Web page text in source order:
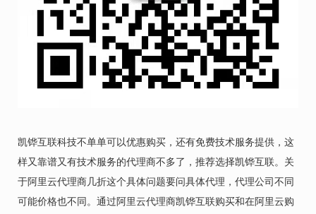
凯铧互联科技不单单可以优惠购买，还有免费技术服务提供，这
样又靠谱又有技术服务的代理商不多了，推荐选择凯铧互联。关
于阿里云代理商几折这个具体问题要问具体代理，代理公司不同
可能价格也不同。通过阿里云代理商凯铧互联购买和在阿里云购